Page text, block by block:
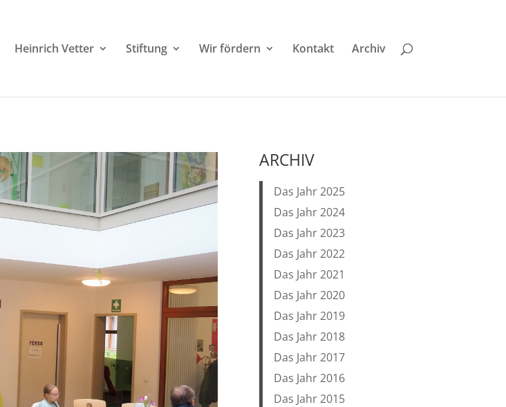
Heinrich Vetter Stiftung Wir fördern Kontakt Archiv
ARCHIV
Das Jahr 2025
Das Jahr 2024
Das Jahr 2023
Das Jahr 2022
Das Jahr 2021
Das Jahr 2020
Das Jahr 2019
Das Jahr 2018
Das Jahr 2017
Das Jahr 2016
Das Jahr 2015